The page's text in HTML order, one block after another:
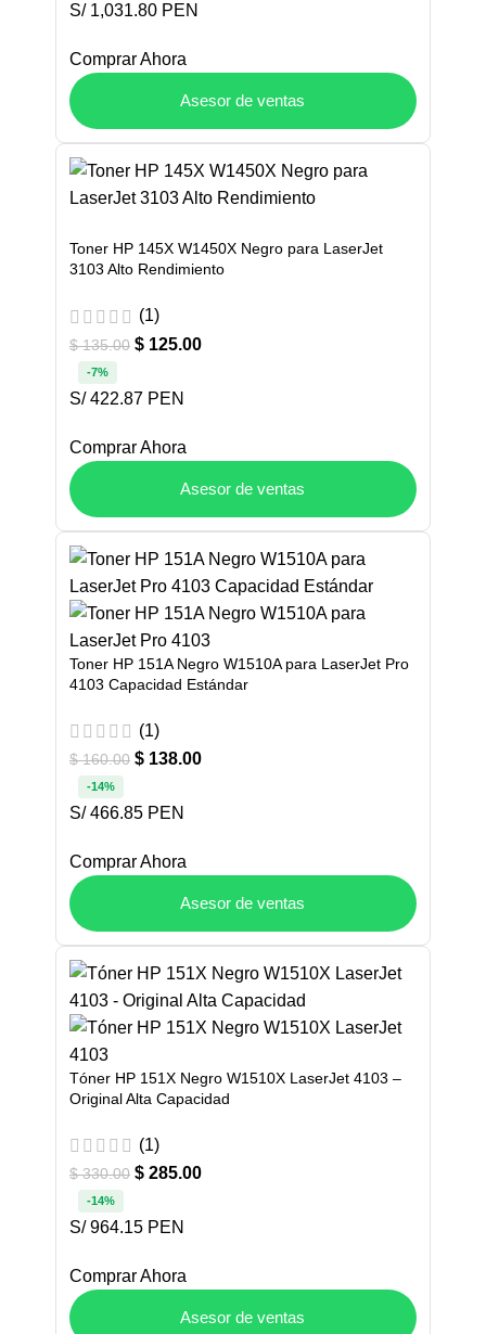
S/ 1,031.80 PEN
Comprar Ahora
Asesor de ventas
Toner HP 145X W1450X Negro para LaserJet
3103 Alto Rendimiento
(1)
$135.00 $ 125.00
-7%
S/ 422.87 PEN
Comprar Ahora
Asesor de ventas
Toner HP 151A Negro W1510A para LaserJet Pro
4103 Capacidad Estándar
(1)
$160.00 $ 138.00
-14%
S/ 466.85 PEN
Comprar Ahora
Asesor de ventas
Tóner HP 151X Negro W1510X LaserJet 4103 –
Original Alta Capacidad
(1)
$330.00 $ 285.00
-14%
S/ 964.15 PEN
Comprar Ahora
Asesor de ventas